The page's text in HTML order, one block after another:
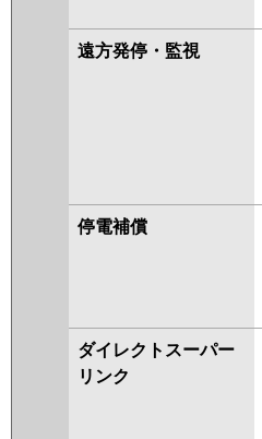
遠方発停・監視
停電補償
ダイレクトスーパー
リンク